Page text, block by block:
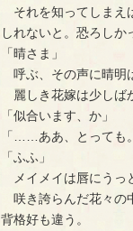
それを知ってしまえ
しれないと。恐ろしか
「晴さま」
呼ぶ、その声に晴明
麗しき花嫁は少しば
「似合います、か」
「……ああ、とっても
「ふふ」
メイメイは唇にうっ
咲き誇らんだ花々の
背格好も違う。